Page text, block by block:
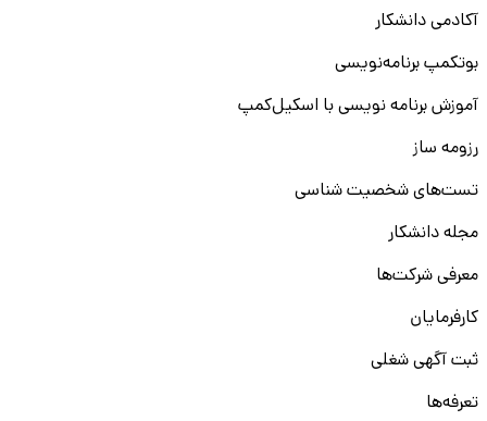
آکادمی دانشکار
بوتکمپ برنامه‌نویسی
آموزش برنامه نویسی با اسکیل‌کمپ
رزومه ساز
تست‌های شخصیت شناسی
مجله دانشکار
معرفی شرکت‌ها
کارفرمایان
ثبت آگهی شغلی
تعرفه‌ها